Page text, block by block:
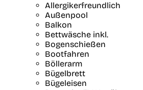
Allergikerfreundlich
Außenpool
Balkon
Bettwäsche inkl.
Bogenschießen
Bootfahren
Böllerarm
Bügelbrett
Bügeleisen